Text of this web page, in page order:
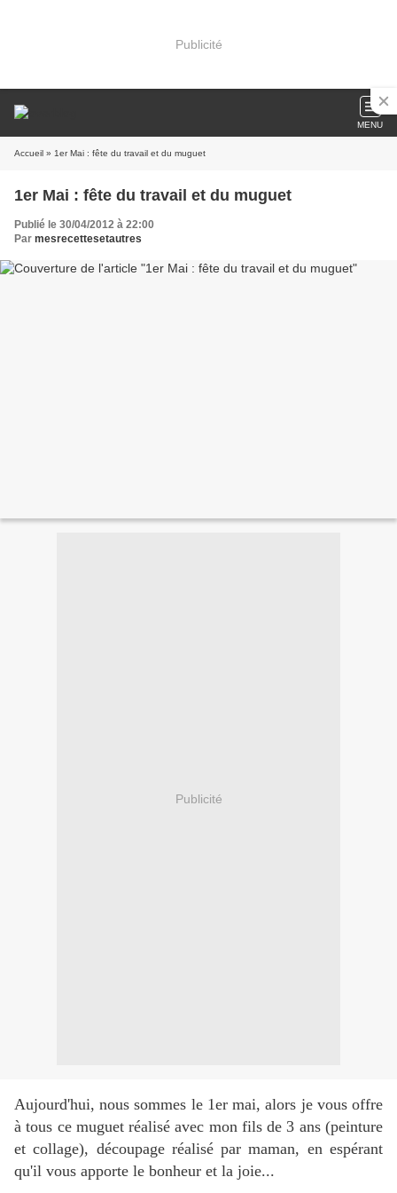
Publicité
MENU
Accueil » 1er Mai : fête du travail et du muguet
1er Mai : fête du travail et du muguet
Publié le 30/04/2012 à 22:00
Par mesrecettesetautres
Publicité
Aujourd'hui, nous sommes le 1er mai, alors je vous offre
à tous ce muguet réalisé avec mon fils de 3 ans (peinture
et collage), découpage réalisé par maman, en espérant
qu'il vous apporte le bonheur et la joie...